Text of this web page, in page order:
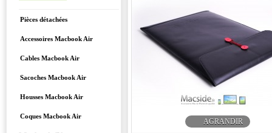
Pièces détachées
Accessoires Macbook Air
Cables Macbook Air
Sacoches Macbook Air
Housses Macbook Air
Coques Macbook Air
AGRANDIR